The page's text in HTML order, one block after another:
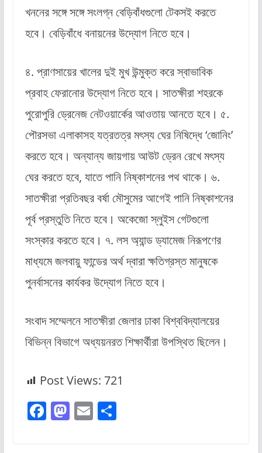
খননের সঙ্গে সঙ্গে সংলগ্ন বেড়িবাঁধগুলো টেকসই করতে
হবে। বেড়িবাঁধে বনায়নের উদ্যোগ নিতে হবে।
৪. প্রাণসায়ের খালের দুই মুখ উন্মুক্ত করে স্বাভাবিক
প্রবাহ ফেরানোর উদ্যোগ নিতে হবে। সাতক্ষীরা শহরকে
পুরোপুরি ড্রেনেজ নেটওয়ার্কের আওতায় আনতে হবে। ৫.
পৌরসভা এলাকাসহ যত্রতত্র মৎস্য ঘের নিষিদ্ধে ‘জোনিং’
করতে হবে। অন্যান্য জায়গায় আউট ড্রেন রেখে মৎস্য
ঘের করতে হবে, যাতে পানি নিষ্কাশনের পথ থাকে। ৬.
সাতক্ষীরা প্রতিবছর বর্ষা মৌসুমের আগেই পানি নিষ্কাশনের
পূর্ব প্রস্তুতি নিতে হবে। অকেজো স্লুইস গেটগুলো
সংস্কার করতে হবে। ৭. লস অ্যান্ড ড্যামেজ নিরূপণের
মাধ্যমে জলবায়ু ফান্ডের অর্থ দ্বারা ক্ষতিগ্রস্ত মানুষকে
পুনর্বাসনের কার্যকর উদ্যোগ নিতে হবে।
সংবাদ সম্মেলনে সাতক্ষীরা জেলার ঢাকা বিশ্ববিদ্যালয়ের
বিভিন্ন বিভাগে অধ্যয়নরত শিক্ষার্থীরা উপস্থিত ছিলেন।
Post Views: 721
F
a
M
a
E
m
S